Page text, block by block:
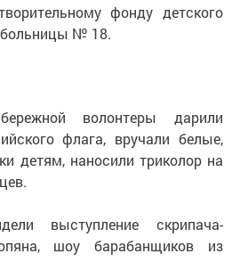
фонду детского
больницы № 18.
волонтеры дарили
флага, вручали белые,
детям, наносили триколор на
выступление скрипача-
шоу барабанщиков из